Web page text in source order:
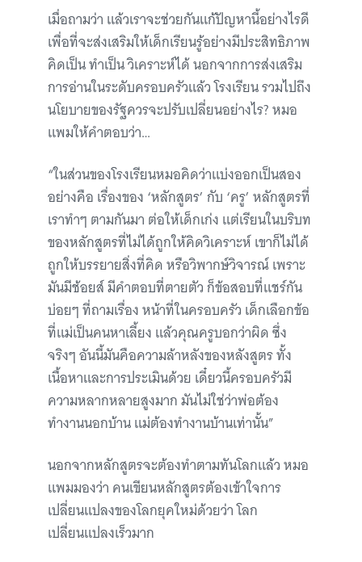
เมื่อถามว่า แล้วเราจะช่วยกันแก้ปัญหานี้อย่างไรดี
เพื่อที่จะส่งเสริมให้เด็กเรียนรู้อย่างมีประสิทธิภาพ
คิดเป็น ทำเป็น วิเคราะห์ได้ นอกจากการส่งเสริม
การอ่านในระดับครอบครัวแล้ว โรงเรียน รวมไปถึง
นโยบายของรัฐควรจะปรับเปลี่ยนอย่างไร? หมอ
แพมให้คำตอบว่า…
“ในส่วนของโรงเรียนหมอคิดว่าแบ่งออกเป็นสอง
อย่างคือ เรื่องของ ‘หลักสูตร’ กับ ‘ครู’ หลักสูตรที่
เราทำๆ ตามกันมา ต่อให้เด็กเก่ง แต่เรียนในบริบท
ของหลักสูตรที่ไม่ได้ถูกให้คิดวิเคราะห์ เขาก็ไม่ได้
ถูกให้บรรยายสิ่งที่คิด หรือวิพากษ์วิจารณ์ เพราะ
มันมีช้อยส์ มีคำตอบที่ตายตัว ก็ข้อสอบที่แชร์กัน
บ่อยๆ ที่ถามเรื่อง หน้าที่ในครอบครัว เด็กเลือกข้อ
ที่แม่เป็นคนหาเลี้ยง แล้วคุณครูบอกว่าผิด ซึ่ง
จริงๆ อันนี้มันคือความล้าหลังของหลังสูตร ทั้ง
เนื้อหาและการประเมินด้วย เดี๋ยวนี้ครอบครัวมี
ความหลากหลายสูงมาก มันไม่ใช่ว่าพ่อต้อง
ทำงานนอกบ้าน แม่ต้องทำงานบ้านเท่านั้น”
นอกจากหลักสูตรจะต้องทำตามทันโลกแล้ว หมอ
แพมมองว่า คนเขียนหลักสูตรต้องเข้าใจการ
เปลี่ยนแปลงของโลกยุคใหม่ด้วยว่า โลก
เปลี่ยนแปลงเร็วมาก